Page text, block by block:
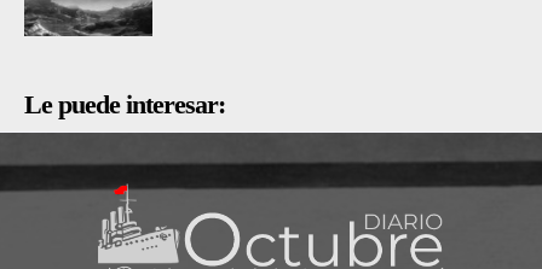
Le puede interesar: